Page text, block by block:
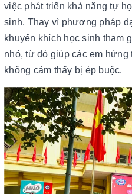
việc phát triển khả năng tự
sinh. Thay vì phương pháp
khuyến khích học sinh tham
nhỏ, từ đó giúp các em hứng
không cảm thấy bị ép buộc.